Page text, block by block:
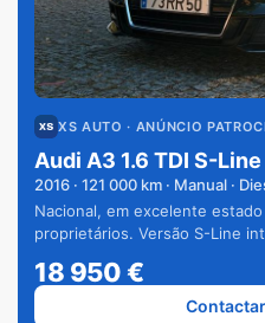
XS AUTO · ANÚNCIO
Audi A3 1.6 TDI S-Line
2016 · 121 000 km · Manual ·
Nacional, em excelente
proprietários. Versão S-Line
18 950€